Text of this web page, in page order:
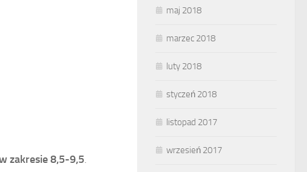
zakresie 8,5-9,5.
maj 2018
marzec 2018
luty 2018
styczeń 2018
listopad 2017
wrzesień 2017